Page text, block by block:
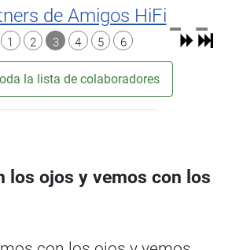
de Amigos HiFi
1 2 3 4 5 6
la lista de colaboradores
los ojos y vemos con los